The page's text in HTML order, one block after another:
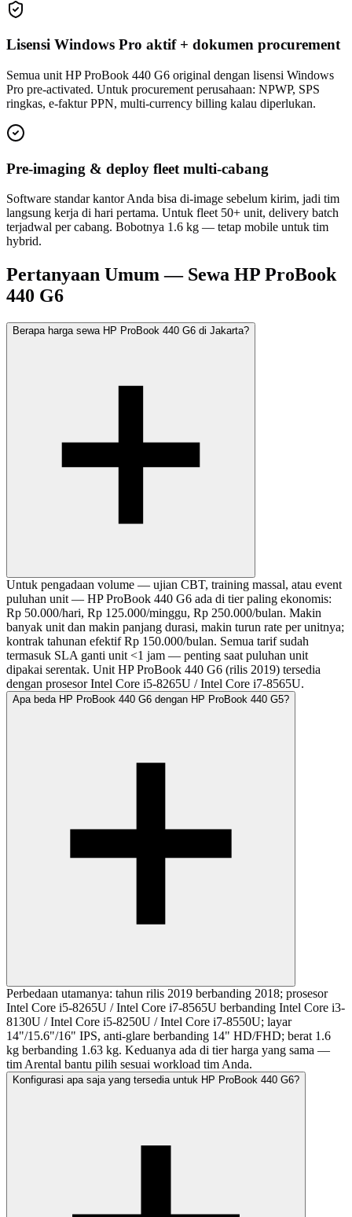
Lisensi Windows Pro aktif + dokumen procurement
Semua unit HP ProBook 440 G6 original dengan lisensi Windows
Pro pre-activated. Untuk procurement perusahaan: NPWP, SPS
ringkas, e-faktur PPN, multi-currency billing kalau diperlukan.
Pre-imaging & deploy fleet multi-cabang
Software standar kantor Anda bisa di-image sebelum kirim, jadi tim
langsung kerja di hari pertama. Untuk fleet 50+ unit, delivery batch
terjadwal per cabang. Bobotnya 1.6 kg — tetap mobile untuk tim
hybrid.
Pertanyaan Umum — Sewa HP ProBook
440 G6
Berapa harga sewa HP ProBook 440 G6 di Jakarta?
Untuk pengadaan volume — ujian CBT, training massal, atau event
puluhan unit — HP ProBook 440 G6 ada di tier paling ekonomis:
Rp 50.000/hari, Rp 125.000/minggu, Rp 250.000/bulan. Makin
banyak unit dan makin panjang durasi, makin turun rate per unitnya;
kontrak tahunan efektif Rp 150.000/bulan. Semua tarif sudah
termasuk SLA ganti unit <1 jam — penting saat puluhan unit
dipakai serentak. Unit HP ProBook 440 G6 (rilis 2019) tersedia
dengan prosesor Intel Core i5-8265U / Intel Core i7-8565U.
Apa beda HP ProBook 440 G6 dengan HP ProBook 440 G5?
Perbedaan utamanya: tahun rilis 2019 berbanding 2018; prosesor
Intel Core i5-8265U / Intel Core i7-8565U berbanding Intel Core i3-
8130U / Intel Core i5-8250U / Intel Core i7-8550U; layar
14"/15.6"/16" IPS, anti-glare berbanding 14" HD/FHD; berat 1.6
kg berbanding 1.63 kg. Keduanya ada di tier harga yang sama —
tim Arental bantu pilih sesuai workload tim Anda.
Konfigurasi apa saja yang tersedia untuk HP ProBook 440 G6?